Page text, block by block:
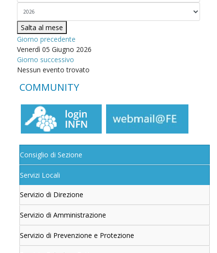
Salta al mese
Giorno precedente
Venerdì 05 Giugno 2026
Giorno successivo
Nessun evento trovato
COMMUNITY
Consiglio di Sezione
Servizi Locali
Servizio di Direzione
Servizio di Amministrazione
Servizio di Prevenzione e Protezione